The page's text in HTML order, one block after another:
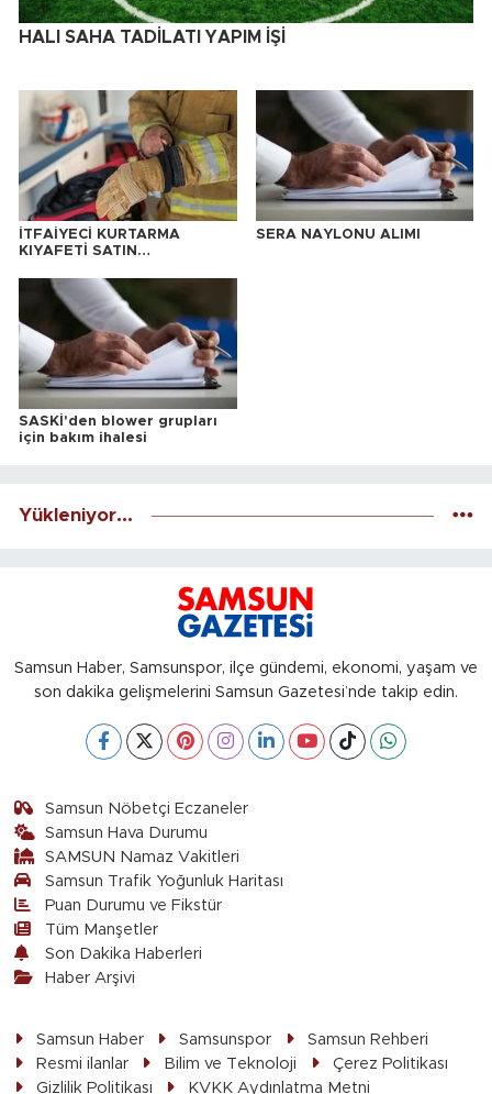
HALI SAHA TADİLATI YAPIM İŞİ
İTFAİYECİ KURTARMA
KIYAFETİ SATIN
SERA NAYLONU ALIMI
SASKİ'den blower grupları
için bakım ihalesi
Yükleniyor...
Samsun Haber, Samsunspor, ilçe gündemi, ekonomi, yaşam ve
son dakika gelişmelerini Samsun Gazetesi’nde takip edin.
Samsun Nöbetçi Eczaneler
Samsun Hava Durumu
SAMSUN Namaz Vakitleri
Samsun Trafik Yoğunluk Haritası
Puan Durumu ve Fikstür
Tüm Manşetler
Son Dakika Haberleri
Haber Arşivi
Samsun Haber Samsunspor
Samsun Rehberi
Resmi ilanlar
Bilim ve Teknoloji
Çerez Politikası
Gizlilik Politikası
KVKK Aydınlatma Metni